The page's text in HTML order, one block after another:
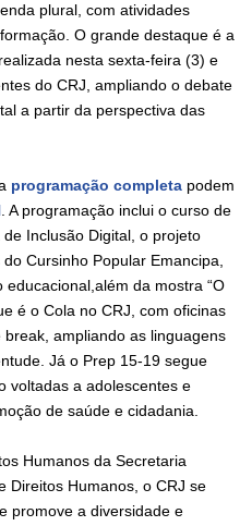
plural, com atividades
O grande destaque é a
nesta sexta-feira (3) e
do CRJ, ampliando o debate
a partir da perspectiva das
programação completa podem
. A programação inclui o curso de
Inclusão Digital, o projeto
Cursinho Popular Emancipa,
da mostra “O
é o Cola no CRJ, com oficinas
ampliando as linguagens
Já o Prep 15-19 segue
voltadas a adolescentes e
de saúde e cidadania.
Humanos da Secretaria
Direitos Humanos, o CRJ se
promove a diversidade e